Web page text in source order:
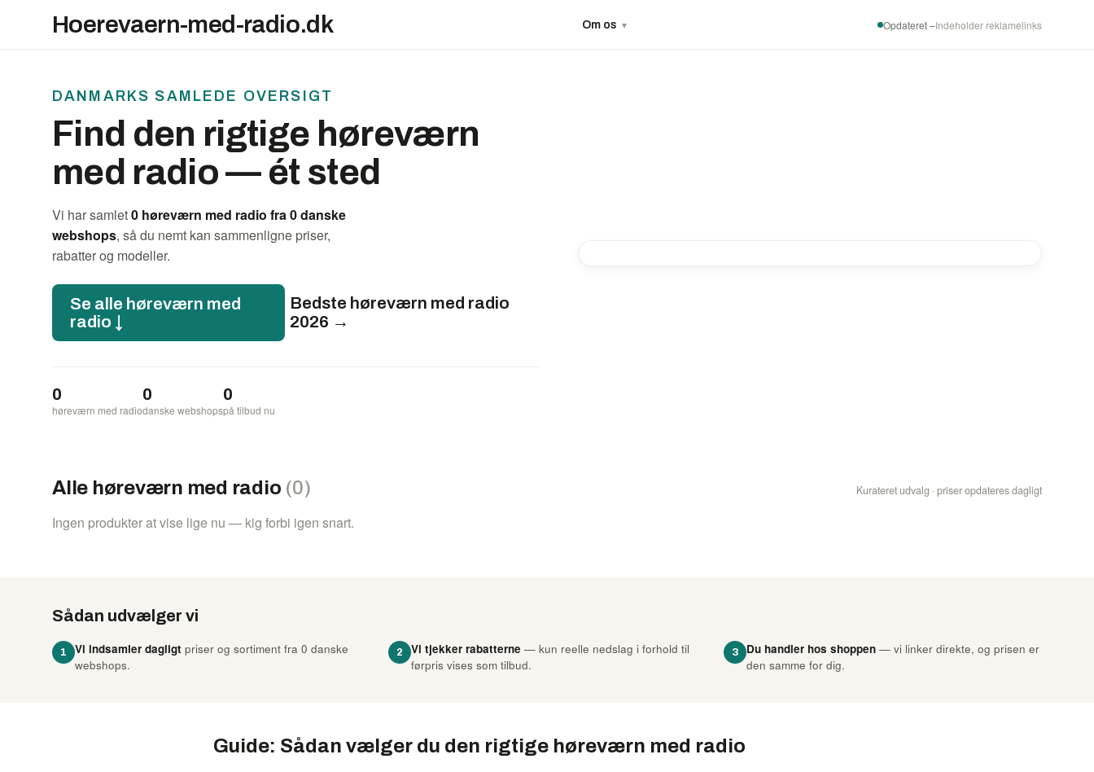
Hoerevaern-med-radio.dk Om os ▼ Opdateret –Indeholder reklamelinks
DANMARKS SAMLEDE OVERSIGT
Find den rigtige høreværn
med radio — ét sted
Vi har samlet0 høreværn med radio fra 0 danske
webshops, så du nemt kan sammenligne priser,
rabatter og modeller.
Se alle høreværn med
radio ↓
Bedste høreværn med radio
2026 →
0
høreværn med radio
0
danske webshops
0
på tilbud nu
Alle høreværn med radio (0) Kurateret udvalg · priser opdateres dagligt
Ingen produkter at vise lige nu — kig forbi igen snart.
Sådan udvælger vi
1 Vi indsamler dagligt priser og sortiment fra 0 danske
webshops.
2 Vi tjekker rabatterne — kun reelle nedslag i forhold til
førpris vises som tilbud.
3 Du handler hos shoppen — vi linker direkte, og prisen er
den samme for dig.
Guide: Sådan vælger du den rigtige høreværn med radio